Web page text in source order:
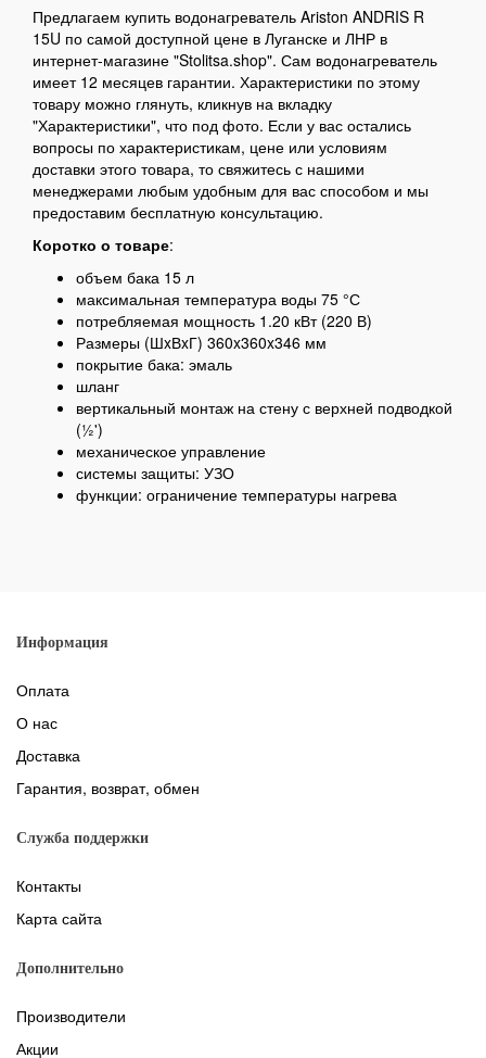
Предлагаем купить водонагреватель Ariston ANDRIS R
15U по самой доступной цене в Луганске и ЛНР в
интернет-магазине "Stolitsa.shop". Сам водонагреватель
имеет 12 месяцев гарантии. Характеристики по этому
товару можно глянуть, кликнув на вкладку
"Характеристики", что под фото. Если у вас остались
вопросы по характеристикам, цене или условиям
доставки этого товара, то свяжитесь с нашими
менеджерами любым удобным для вас способом и мы
предоставим бесплатную консультацию.
Коротко о товаре:
объем бака 15 л
максимальная температура воды 75 °С
потребляемая мощность 1.20 кВт (220 В)
Размеры (ШxВxГ) 360x360x346 мм
покрытие бака: эмаль
шланг
вертикальный монтаж на стену с верхней подводкой
(½')
механическое управление
системы защиты: УЗО
функции: ограничение температуры нагрева
Информация
Оплата
О нас
Доставка
Гарантия, возврат, обмен
Служба поддержки
Контакты
Карта сайта
Дополнительно
Производители
Акции